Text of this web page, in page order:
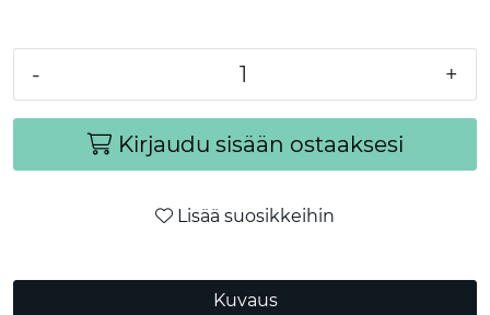
- +
Kirjaudu sisään ostaaksesi
Lisää suosikkeihin
Kuvaus